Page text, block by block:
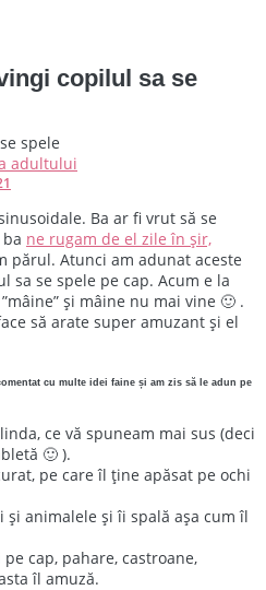
copilul sa se
adultului
Ba ar fi vrut să se
ne rugam de el zile în șir,
părul. Atunci am adunat aceste
sa se spele pe cap. Acum e la
și mâine nu mai vine 🙂 .
să arate super amuzant și el
cu multe idei faine și am zis să le adun pe
ce vă spuneam mai sus (deci
🙂 ).
pe care îl ține apăsat pe ochi
și animalele și îi spală așa cum îl
cap, pahare, castroane,
îl amuză.